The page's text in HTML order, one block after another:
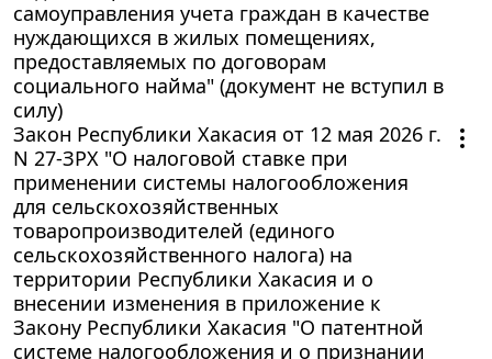
самоуправления учета граждан в качестве
нуждающихся в жилых помещениях,
предоставляемых по договорам
социального найма" (документ не вступил в
силу)
Закон Республики Хакасия от 12 мая 2026 г.
N 27-ЗРХ "О налоговой ставке при
применении системы налогообложения
для сельскохозяйственных
товаропроизводителей (единого
сельскохозяйственного налога) на
территории Республики Хакасия и о
внесении изменения в приложение к
Закону Республики Хакасия "О патентной
системе налогообложения и о признании